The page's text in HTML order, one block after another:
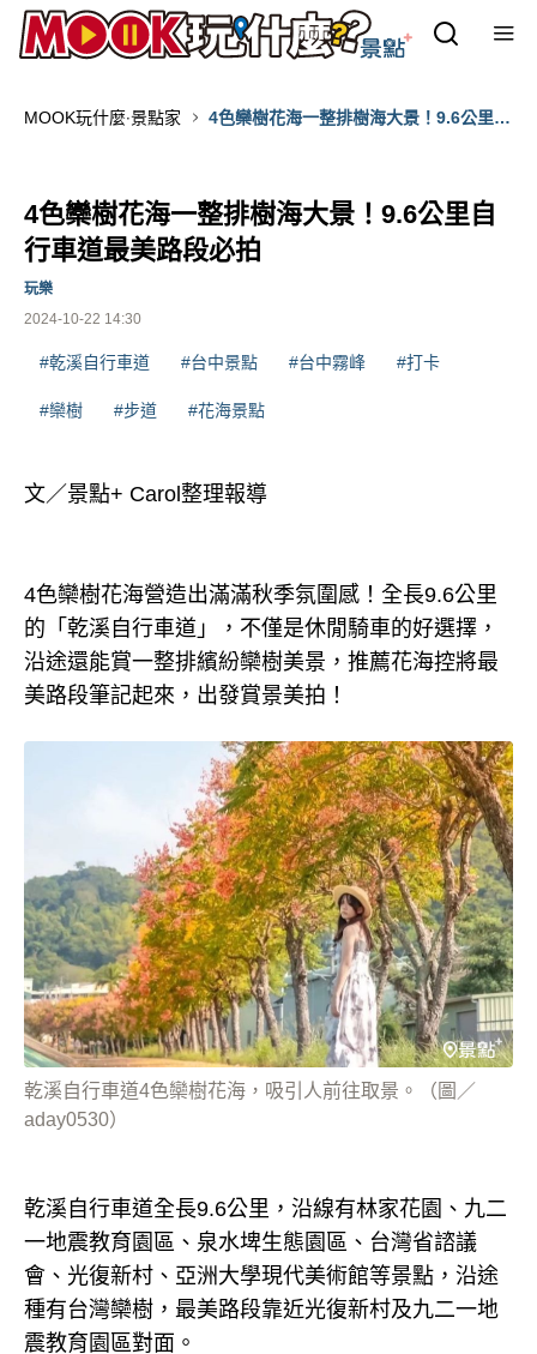
MOOK玩什麼‧景點家
4色欒樹花海一整排樹海大景！9.6公里自
4色欒樹花海一整排樹海大景！9.6公里自
行車道最美路段必拍
2024-10-22 14:30
玩樂
#乾溪自行車道 #台中景點 #台中霧峰 #打卡
#欒樹 #步道 #花海景點
文／景點+ Carol整理報導
4色欒樹花海營造出滿滿秋季氛圍感！全長9.6公里
的「乾溪自行車道」，不僅是休閒騎車的好選擇，
沿途還能賞一整排繽紛欒樹美景，推薦花海控將最
美路段筆記起來，出發賞景美拍！
乾溪自行車道4色欒樹花海，吸引人前往取景。（圖／
aday0530）
乾溪自行車道全長9.6公里，沿線有林家花園、九二
一地震教育園區、泉水埤生態園區、台灣省諮議
會、光復新村、亞洲大學現代美術館等景點，沿途
種有台灣欒樹，最美路段靠近光復新村及九二一地
震教育園區對面。